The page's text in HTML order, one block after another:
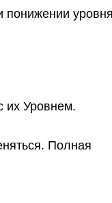
их Уровнем.
Полная